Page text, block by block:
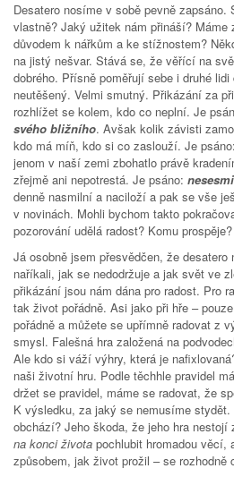
Desatero nosíme v sobě pevně zapsáno.
vlastně? Jaký užitek nám přináší? Máme
důvodem k nářkům a ke stížnostem?
na jistý nešvar. Stává se, že věřící na
dobrého. Přísně poměřují sebe i druhé
neutěšený. Velmi smutný. Přikázání za
rozhlížet se kolem, kdo co neplní. Je
svého bližního. Avšak kolik závisti
kdo má míň, kdo si co zaslouží. Je psáno:
jenom v naší zemi zbohatlo právě
zřejmě ani nepotrestá. Je psáno:
denně nasmilní a naciloží a pak se vše
v novinách. Mohli bychom takto
pozorování udělá radost? Komu prospěje?
Já osobně jsem přesvědčen, že desatero
naříkali, jak se nedodržuje a jak svět ve
přikázání jsou nám dána pro radost. Pro
tak život pořádně. Asi jako při hře –
pořádně a můžete se upřímně radovat z
smysl. Falešná hra založená na
Ale kdo si váží výhry, která je
naši životní hru. Podle těchhle pravidel
držet se pravidel, máme se radovat, že
K výsledku, za jaký se nemusíme
obchází? Jeho škoda, že jeho hra nestojí
na konci života pochlubit hromadou věcí,
způsobem, jak život prožil – se rozhodně